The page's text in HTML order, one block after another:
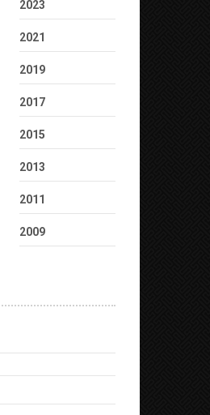
2023
2021
2019
2017
2015
2013
2011
2009